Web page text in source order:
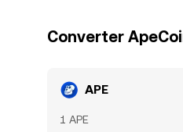
Converter
APE
1 APE